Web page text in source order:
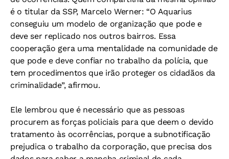
é o titular da SSP, Marcelo Werner: “O Aquarius
conseguiu um modelo de organização que pode e
deve ser replicado nos outros bairros. Essa
cooperação gera uma mentalidade na comunidade de
que pode e deve confiar no trabalho da polícia, que
tem procedimentos que irão proteger os cidadãos da
criminalidade”, afirmou.
Ele lembrou que é necessário que as pessoas
procurem as forças policiais para que deem o devido
tratamento às ocorrências, porque a subnotificação
prejudica o trabalho da corporação, que precisa dos